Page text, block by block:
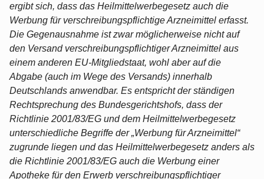
ergibt sich, dass das Heilmittelwerbegesetz auch die
Werbung für verschreibungspflichtige Arzneimittel erfasst.
Die Gegenausnahme ist zwar möglicherweise nicht auf
den Versand verschreibungspflichtiger Arzneimittel aus
einem anderen EU-Mitgliedstaat, wohl aber auf die
Abgabe (auch im Wege des Versands) innerhalb
Deutschlands anwendbar. Es entspricht der ständigen
Rechtsprechung des Bundesgerichtshofs, dass der
Richtlinie 2001/83/EG und dem Heilmittelwerbegesetz
unterschiedliche Begriffe der „Werbung für Arzneimittel“
zugrunde liegen und das Heilmittelwerbegesetz anders als
die Richtlinie 2001/83/EG auch die Werbung einer
Apotheke für den Erwerb verschreibungspflichtiger